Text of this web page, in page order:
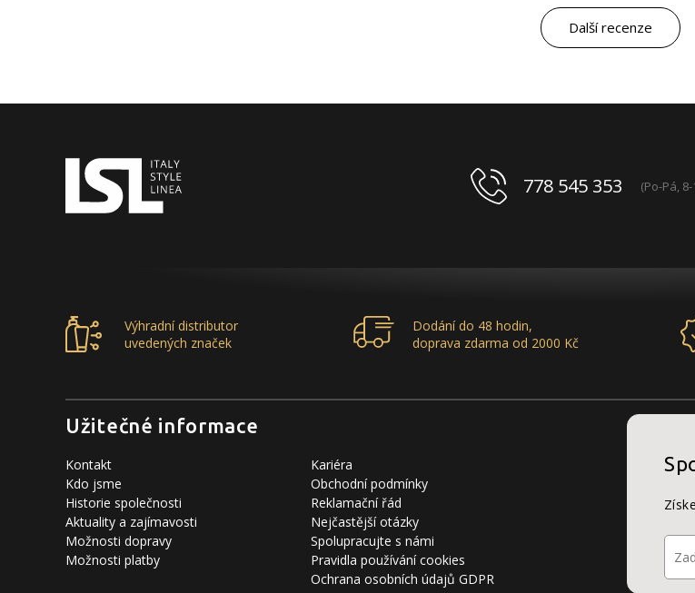
marketingovým servisem. Pro mě je to
letech „druhá rodina“. Myslím, že ty roky
spolupráce mluví za vše.
Další recenze
778 545 353 (Po-Pá,
Výhradní distributor
uvedených značek
Dodání do 48 hodin,
doprava zdarma od 2000 Kč
Užitečné informace
Kontakt
Kdo jsme
Historie společnosti
Aktuality a zajímavosti
Možnosti dopravy
Možnosti platby
Kariéra
Obchodní podmínky
Reklamační řád
Nejčastější otázky
Spolupracujte s námi
Pravidla používání cookies
Ochrana osobních údajů GDPR